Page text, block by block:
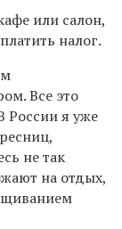
или салон,
налог.
Все это
России я уже
не так
на отдых,